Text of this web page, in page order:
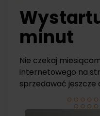
minut
Nie czekaj
internetowego na
sprzedawać jeszcze